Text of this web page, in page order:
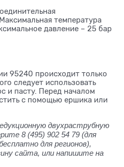
температура
давление – 25 бар
95240 происходит только
следует использовать
и пасту. Перед началом
с помощью ершика или
двухраструбную
8 (495) 902 54 79 (для
для регионов),
сайта, или напишите на